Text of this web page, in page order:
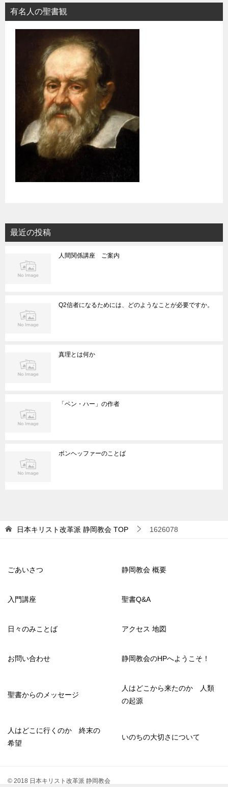
有名人の聖書観
最近の投稿
人間関係講座 ご案内
Q2信者になるためには、どのようなことが必要ですか。
真理とは何か
「ベン・ハー」の作者
ボンヘッファーのことば
日本キリスト改革派 静岡教会 TOP 1626078
ごあいさつ 静岡教会 概要
入門講座 聖書Q&A
日々のみことば アクセス 地図
お問い合わせ 静岡教会のHPへようこそ！
聖書からのメッセージ
人はどこから来たのか 人類
の起源
人はどこに行くのか 終末の
希望
いのちの大切さについて
© 2018 日本キリスト改革派 静岡教会